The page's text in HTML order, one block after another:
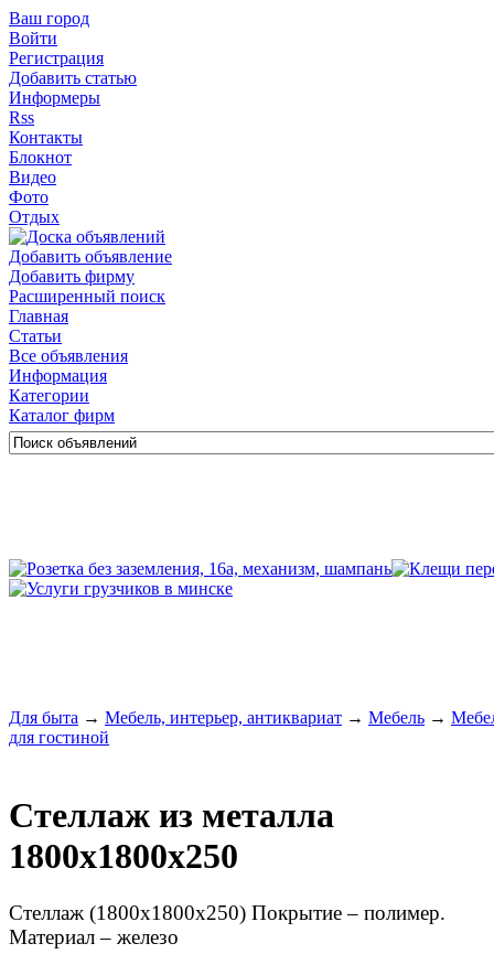
Ваш город
Войти
Регистрация
Добавить статью
Информеры
Rss
Контакты
Блокнот
Видео
Фото
Отдых
Добавить объявление
Добавить фирму
Расширенный поиск
Главная
Статьи
Все объявления
Информация
Категории
Каталог фирм
Для быта → Мебель, интерьер, антиквариат → Мебель →
для гостиной
Стеллаж из металла
1800х1800х250
Стеллаж (1800х1800х250) Покрытие – полимер.
Материал – железо